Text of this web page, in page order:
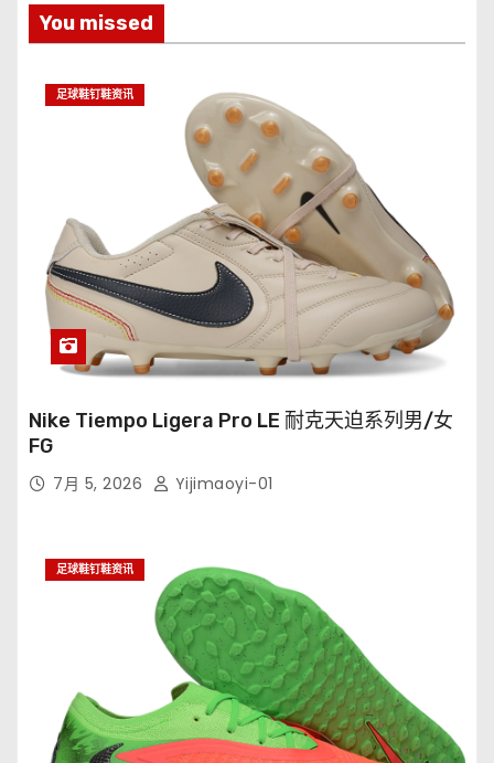
You missed
足球鞋钉鞋资讯
Nike Tiempo Ligera Pro LE 耐克天迫系列男/女
FG
7月 5, 2026 Yijimaoyi-01
足球鞋钉鞋资讯